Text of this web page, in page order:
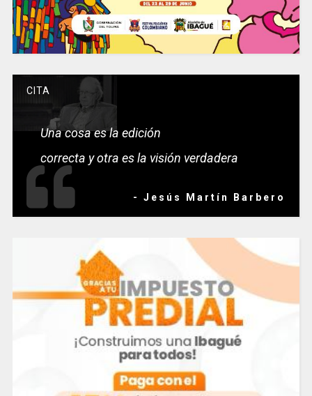
CITA
Una cosa es la edición
correcta y otra es la visión verdadera
- Jesús Martín Barbero